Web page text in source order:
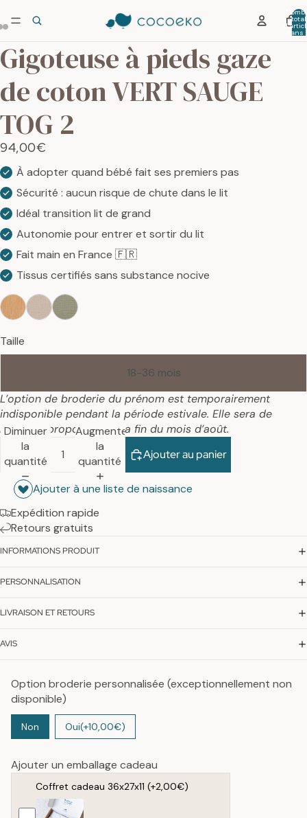
total
dans
Gigoteuse à pieds gaze
de coton VERT SAUGE
TOG 2
94,00€
À adopter quand bébé fait ses premiers pas
Sécurité : aucun risque de chute dans le lit
Idéal transition lit de grand
Autonomie pour entrer et sortir du lit
Fait main en France 🇫🇷
Tissus certifiés sans substance nocive
Taille
18-36 mois
L’option de broderie du prénom est temporairement
indisponible pendant la période estivale. Elle sera de
nouveau proposée dès la fin du mois d’août.
Diminuer
la
quantité
Augmenter
la
quantité
Ajouter au panier
Ajouter à une liste de naissance
Expédition rapide
Retours gratuits
INFORMATIONS PRODUIT
PERSONNALISATION
LIVRAISON ET RETOURS
AVIS
Option broderie personnalisée (exceptionnellement non
disponible)
Non Oui(+10,00€)
Ajouter un emballage cadeau
Coffret cadeau 36x27x11 (+2,00€)